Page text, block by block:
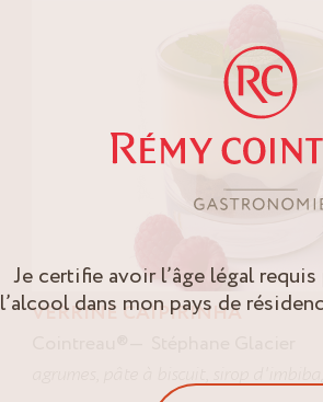
VERRINE CAÏPIRINHA
Je certifie avoir l’âge légal
l’alcool dans mon pays de